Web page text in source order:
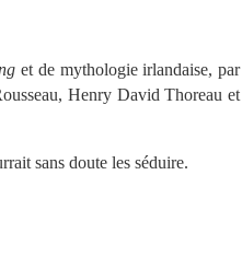
et de mythologie irlandaise, par
Henry David Thoreau et
sans doute les séduire.